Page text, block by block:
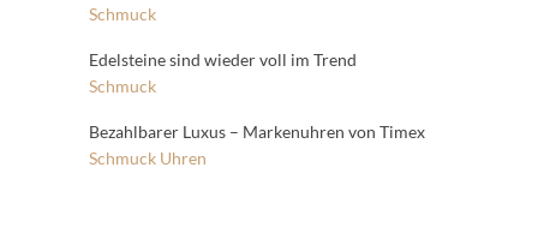
Schmuck
Edelsteine sind wieder voll im Trend
Schmuck
Bezahlbarer Luxus – Markenuhren von Timex
Schmuck Uhren